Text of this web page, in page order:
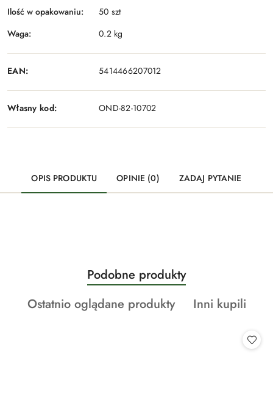
Ilość w opakowaniu:
50 szt
Waga:
0.2 kg
EAN: 5414466207012
Własny kod: OND-82-10702
OPIS PRODUKTU OPINIE (0) ZADAJ PYTANIE
Pomiń karuzelę produktów
Produkty
o
statusie:
Podobne produkty
Produkty
Ostatnio oglądane produkty
Produkty
Inni kupili